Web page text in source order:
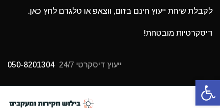
פתח סרגל נגישות
לקבלת שיחת ייעוץ חינם בזום, ווצאפ או טלגרם לחץ כאן.
דיסקרטיות מובטחת!
ייעוץ דיסקרטי 24/7 050-8201304
תפריט